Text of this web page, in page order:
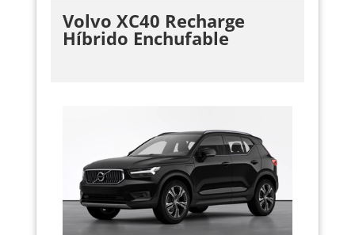
Volvo XC40 Recharge
Híbrido Enchufable